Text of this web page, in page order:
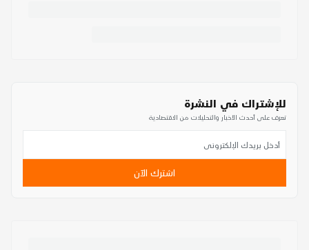
للإشتراك في النشرة
تعرف على أحدث الأخبار والتحليلات من الاقتصادية
اشترك الآن